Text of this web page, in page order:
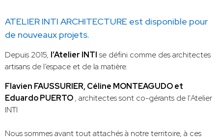
ATELIER INTI ARCHITECTURE est disponible pour
de nouveaux projets.
Depuis 2015, l’Atelier INTI se défini comme des architectes
artisans de l’espace et de la matière.
Flavien FAUSSURIER, Céline MONTEAGUDO et
Eduardo PUERTO, architectes sont co-gérants de l'Atelier
INTI
Nous sommes avant tout attachés à notre territoire, à ces